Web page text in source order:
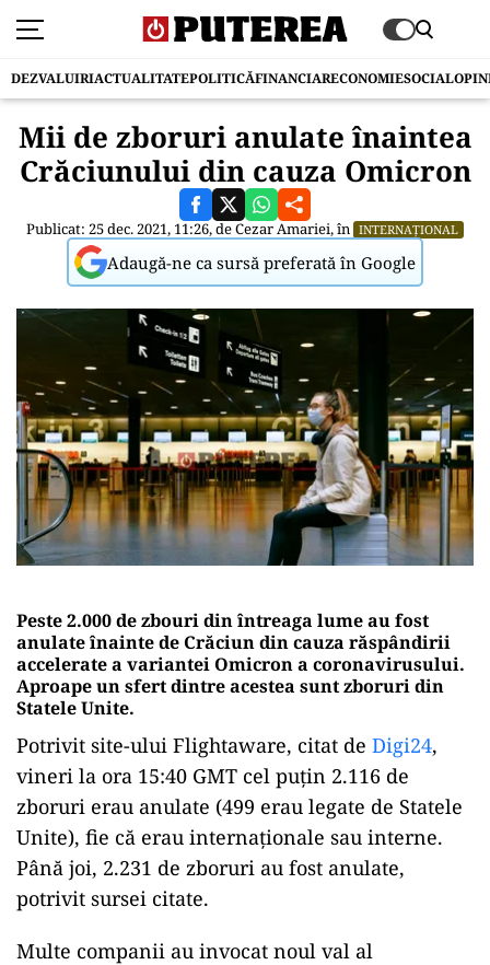
DEZVALUIRIACTUALITATEPOLITICĂFINANCIARECONOMIESOCIAL
Mii de zboruri anulate înaintea
Crăciunului din cauza Omicron
Publicat: 25 dec. 2021, 11:26, deCezar Amariei, în INTERNAȚIONAL
Adaugă-ne ca sursă preferată în Google
Peste 2.000 de zbouri din întreaga lume au fost
anulate înainte de Crăciun din cauza răspândirii
accelerate a variantei Omicron a coronavirusului.
Aproape un sfert dintre acestea sunt zboruri din
Statele Unite.
Potrivit site-ului Flightaware, citat de Digi24,
vineri la ora 15:40 GMT cel puţin 2.116 de
zboruri erau anulate (499 erau legate de Statele
Unite), fie că erau internaţionale sau interne.
Până joi, 2.231 de zboruri au fost anulate,
potrivit sursei citate.
Multe companii au invocat noul val al